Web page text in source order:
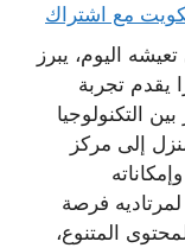
اليوم، يبرز
يقدم تجربة
التكنولوجيا
إلى مركز
فرصة
المتنوع،